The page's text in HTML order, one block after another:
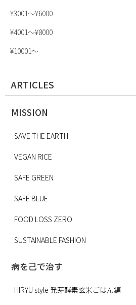
¥3001〜¥6000
¥4001〜¥8000
¥10001〜
ARTICLES
MISSION
SAVE THE EARTH
VEGAN RICE
SAFE GREEN
SAFE BLUE
FOOD LOSS ZERO
SUSTAINABLE FASHION
病を己で治す
HIRYU style 発芽酵素玄米ごはん編